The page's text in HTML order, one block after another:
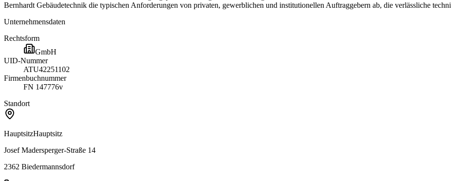
Bernhardt Gebäudetechnik die typischen Anforderungen von privaten, gewerblichen und institutionellen Auftraggebern ab, die verlässliche
Unternehmensdaten
Rechtsform
GmbH
UID-Nummer
ATU42251102
Firmenbuchnummer
FN 147776v
Standort
HauptsitzHauptsitz
Josef Madersperger-Straße 14
2362 Biedermannsdorf